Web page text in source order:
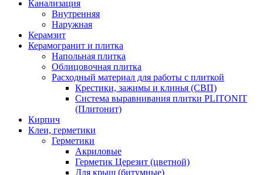
Канализация
Внутренняя
Наружная
Керамзит
Керамогранит и плитка
Напольная плитка
Облицовочная плитка
Расходный материал для работы с плиткой
Крестики, зажимы и клинья (СВП)
Система выравнивания плитки PLITONIT
(Плитонит)
Кирпич
Клеи, герметики
Герметики
Акриловые
Герметик Церезит (цветной)
Для крыш (битумные)